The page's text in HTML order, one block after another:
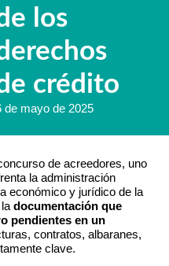
los
crédito
de mayo de 2025
de acreedores, uno
la administración
económico y jurídico de la
documentación que
pendientes en un
contratos, albaranes,
clave.